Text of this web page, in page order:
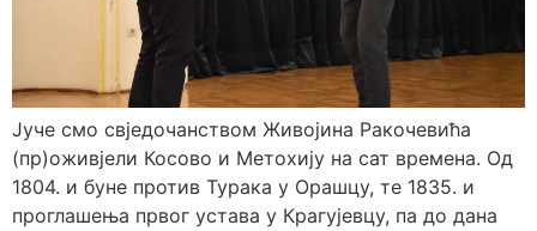
Јуче смо свједочанством Живојина Ракочевића
(пр)оживјели Косово и Метохију на сат времена. Од
1804. и буне против Турака у Орашцу, те 1835. и
проглашења првог устава у Крагујевцу, па до дана